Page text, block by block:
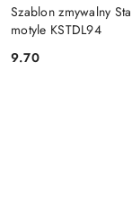
Szablon zmywalny
motyle KSTDL94
Cena:
9.70